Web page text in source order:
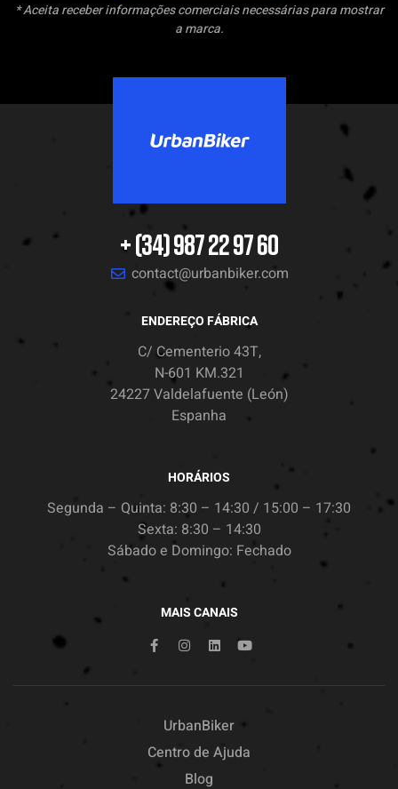
* Aceita receber informações comerciais necessárias para mostrar
a marca.
+ (34) 987 22 97 60
contact@urbanbiker.com
ENDEREÇO FÁBRICA
C/ Cementerio 43T,
N-601 KM.321
24227 Valdelafuente (León)
Espanha
HORÁRIOS
Segunda – Quinta: 8:30 – 14:30 / 15:00 – 17:30
Sexta: 8:30 – 14:30
Sábado e Domingo: Fechado
MAIS CANAIS
UrbanBiker
Centro de Ajuda
Blog